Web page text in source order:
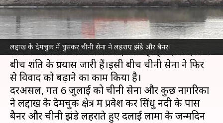
लद्दाख के देमचुक में घुसकर चीनी सेना ने लहराए झंडे और बैनर।
क्या है खबर?
लद्दाख में वास्तविक नियंत्रण रेखा (LAC) पर भारत और
चीन के बीच लंबे समय से विवाद चल रहा है। दोनों देशों के
बीच शंति के प्रयास जारी हैं।इसी बीच चीनी सेना ने फिर
से विवाद को बढ़ाने का काम किया है।
दरअसल, गत 6 जुलाई को चीनी सेना और कुछ नागरिकों
ने लद्दाख के देमचुक क्षेत्र में प्रवेश कर सिंधु नदी के पास
बैनर और चीनी झंडे लहराते हुए दलाई लामा के जन्मदिन